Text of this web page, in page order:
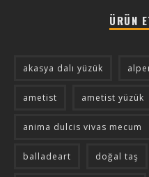
ÜRÜN
akasya dalı yüzük
ametist ametist yüzük
anima dulcis vivas mecum
balladeart doğal taş